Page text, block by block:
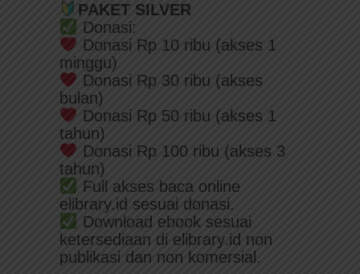
PAKET SILVER
Donasi:
Donasi Rp 10 ribu (akses 1
minggu)
Donasi Rp 30 ribu (akses
bulan)
Donasi Rp 50 ribu (akses 1
tahun)
Donasi Rp 100 ribu (akses 3
tahun)
Full akses baca online
elibrary.id sesuai donasi.
Download ebook sesuai
ketersediaan di elibrary.id non
publikasi dan non komersial.